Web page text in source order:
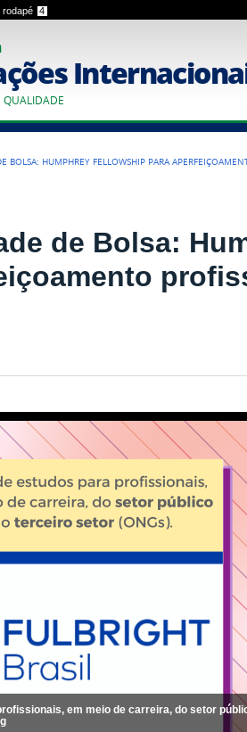
rodapé 4
QUALIDADE
BOLSA: HUMPHREY FELLOWSHIP PARA
de Bolsa:
em meio de carreira, do setor